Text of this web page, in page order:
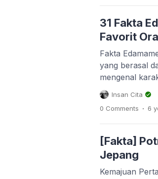
Sundrop
Farms
31 Fakta
Favorit
Fakta
yang berasal
mengenal
namun
antara yang
makanan ini
pulang
[…]
Insan Cita
0 Comments . 6
[Fakta]
Jepang
Kemajuan